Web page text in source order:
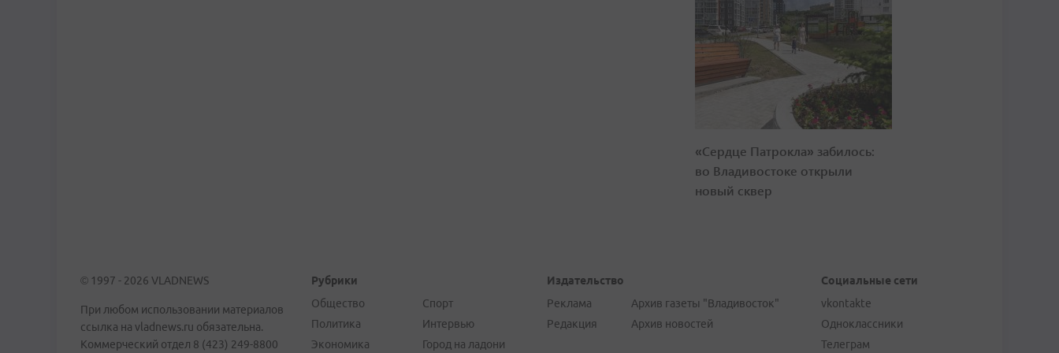
«Сердце Патрокла» забилось:
во Владивостоке открыли
новый сквер
© 1997 - 2026 VLADNEWS
При любом использовании материалов
ссылка на vladnews.ru обязательна.
Коммерческий отдел 8 (423) 249-8800
Рубрики
Общество
Политика
Экономика
Спорт
Интервью
Город на ладони
Издательство
Реклама
Редакция
Архив газеты "Владивосток"
Архив новостей
Социальные сети
vkontakte
Одноклассники
Телеграм